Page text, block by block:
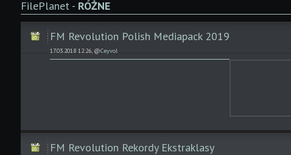
FilePlanet - RÓŻNE
FM Revolution Polish Mediapack 2019
17.03.2018 12:26, @Ceyvol
FM Revolution Rekordy Ekstraklasy